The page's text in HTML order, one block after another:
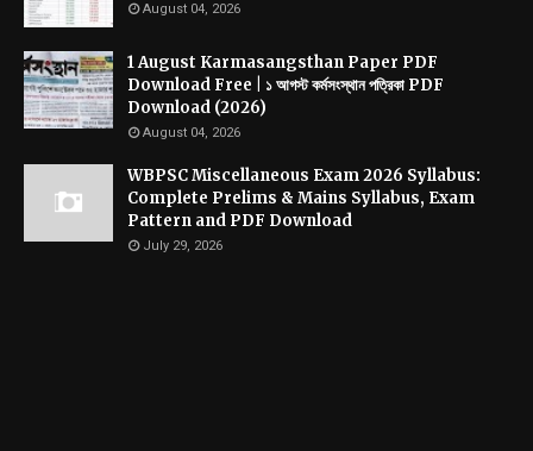
August 04, 2026
1 August Karmasangsthan Paper PDF
Download Free | ১ আগস্ট কর্মসংস্থান পত্রিকা PDF
Download (2026)
August 04, 2026
WBPSC Miscellaneous Exam 2026 Syllabus:
Complete Prelims & Mains Syllabus, Exam
Pattern and PDF Download
July 29, 2026